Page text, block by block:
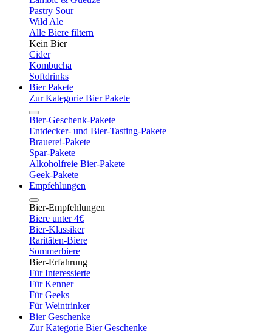
Pastry Sour
Wild Ale
Alle Biere filtern
Kein Bier
Cider
Kombucha
Softdrinks
Bier Pakete
Zur Kategorie Bier Pakete
Bier-Geschenk-Pakete
Entdecker- und Bier-Tasting-Pakete
Brauerei-Pakete
Spar-Pakete
Alkoholfreie Bier-Pakete
Geek-Pakete
Empfehlungen
Bier-Empfehlungen
Biere unter 4€
Bier-Klassiker
Raritäten-Biere
Sommerbiere
Bier-Erfahrung
Für Interessierte
Für Kenner
Für Geeks
Für Weintrinker
Bier Geschenke
Zur Kategorie Bier Geschenke